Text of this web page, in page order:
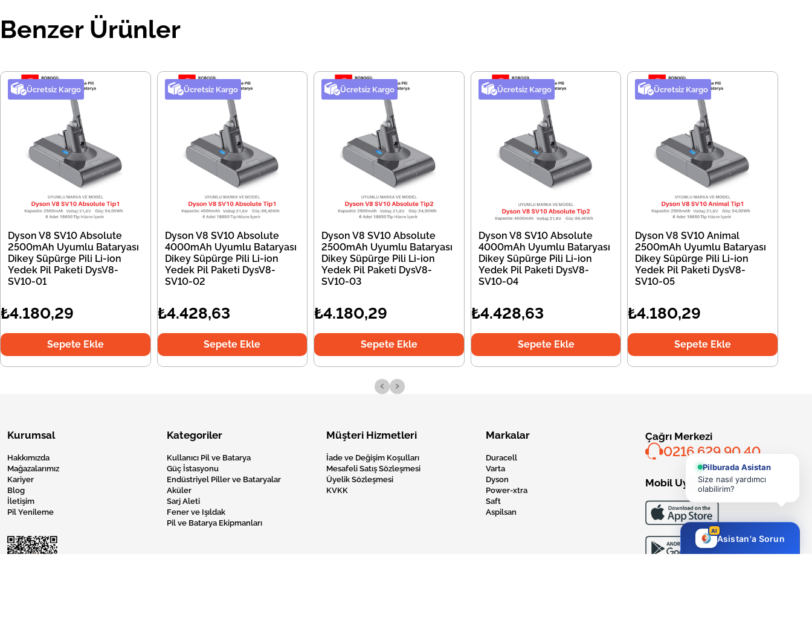
Benzer Ürünler
Ücretsiz Kargo
Dyson V8 SV10 Absolute
2500mAh Uyumlu Bataryası
Dikey Süpürge Pili Li-ion
Yedek Pil Paketi DysV8-
SV10-01
₺4.180,29
Sepete Ekle
Ücretsiz Kargo
Dyson V8 SV10 Absolute
4000mAh Uyumlu Bataryası
Dikey Süpürge Pili Li-ion
Yedek Pil Paketi DysV8-
SV10-02
₺4.428,63
Sepete Ekle
Ücretsiz Kargo
Dyson V8 SV10 Absolute
2500mAh Uyumlu Bataryası
Dikey Süpürge Pili Li-ion
Yedek Pil Paketi DysV8-
SV10-03
₺4.180,29
Sepete Ekle
Ücretsiz Kargo
Dyson V8 SV10 Absolute
4000mAh Uyumlu Bataryası
Dikey Süpürge Pili Li-ion
Yedek Pil Paketi DysV8-
SV10-04
₺4.428,63
Sepete Ekle
Ücretsiz Kargo
Dyson V8 SV10 Animal
2500mAh Uyumlu Bataryası
Dikey Süpürge Pili Li-ion
Yedek Pil Paketi DysV8-
SV10-05
₺4.180,29
Sepete Ekle
‹ ›
Kurumsal
Hakkımızda
Mağazalarımız
Kariyer
Blog
İletişim
Pil Yenileme
Kategoriler
Kullanıcı Pil ve Batarya
Güç İstasyonu
Endüstriyel Piller ve Bataryalar
Aküler
Sarj Aleti
Fener ve Işıldak
Pil ve Batarya Ekipmanları
Müşteri Hizmetleri
İade ve Değişim Koşulları
Mesafeli Satış Sözleşmesi
Üyelik Sözleşmesi
KVKK
Markalar
Duracell
Varta
Dyson
Power-xtra
Saft
Aspilsan
Çağrı Merkezi
0216 629 90 40
Mobil Uygulama
Pilburada Asistan
Size nasıl yardımcı
olabilirim?
AI
Asistan'a Sorun